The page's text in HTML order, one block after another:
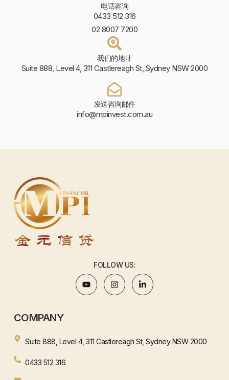
电话咨询
0433 512 316
02 8007 7200
我们的地址
Suite 888, Level 4, 311 Castlereagh St, Sydney NSW 2000
发送咨询邮件
info@mpinvest.com.au
FOLLOW US:
COMPANY
Suite 888, Level 4, 311 Castlereagh St, Sydney NSW 2000
0433 512 316